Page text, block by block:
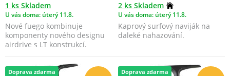
1 ks Skladem
U vás doma: úterý 11.8.
Nové fuego kombinuje
komponenty nového designu
airdrive s LT konstrukcí.
2 ks Skladem
U vás doma: úterý 11.8.
Kaprový surfový naviják na
daleké nahazování.
Doprava zdarma Doprava zdarma